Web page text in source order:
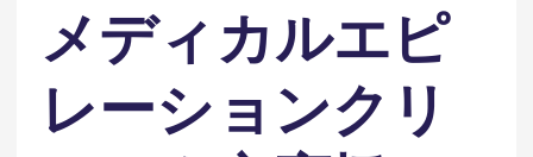
メディカルエピ
レーションクリ